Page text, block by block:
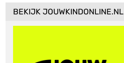
BEKIJK JOUWKINDONLINE.NL